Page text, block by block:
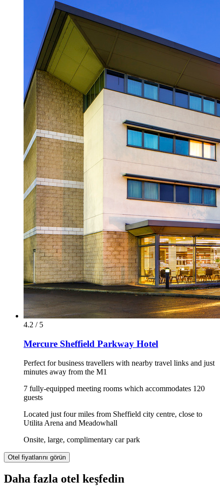
4.2 / 5
Mercure Sheffield Parkway Hotel
Perfect for business travellers with nearby travel links and just
minutes away from the M1
7 fully-equipped meeting rooms which accommodates 120
guests
Located just four miles from Sheffield city centre, close to
Utilita Arena and Meadowhall
Onsite, large, complimentary car park
Otel fiyatlarını görün
Daha fazla otel keşfedin